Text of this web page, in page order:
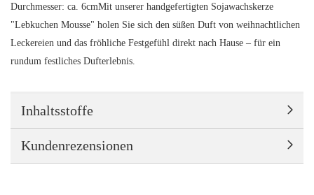
Durchmesser: ca. 6cmMit unserer handgefertigten Sojawachskerze
"Lebkuchen Mousse" holen Sie sich den süßen Duft von weihnachtlichen
Leckereien und das fröhliche Festgefühl direkt nach Hause – für ein
rundum festliches Dufterlebnis.
Inhaltsstoffe
Kundenrezensionen